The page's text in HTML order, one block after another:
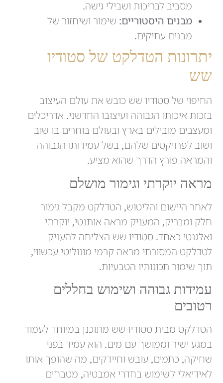
מסביב לבריכות ושבילי גישה.
מבנים היסטוריים: שימור ושיחזור של
מבנים עתיקים.
יתרונות הטדלקט של סטודיו
שש
החיפוי של סטודיו שש כובש את עולם העיצוב
בזכות איכותו הגבוהה ועיצובו החדשני. אדריכלים
ומעצבים מובילים בארץ ובעולם בוחרים בו שוב
ושוב לפרויקטים שלהם, בשל עמידותו הגבוהה
והמראה פורץ הדרך שהוא מציע.
מראה יוקרתי וגימור מושלם
לאחר היישום והליטוש, הטדלקט מקבל גימור
חלק ומבריק, המעניק מראה אותנטי, יוקרתי
ואלגנטי כאחד. סטודיו שש הצליחה להעניק
לטדלקט המסורתי מראה קרמי מונוליטי עכשווי,
תוך שימור תכונותיו הטבעיות.
עמידות גבוהה ושימוש בחללים
רטובים
הטדלקט מבית סטודיו שש מתוכנן במיוחד לעמוד
במגע ישיר וממושך עם מים. הוא עמיד בפני
שחיקה, כתמים, עובש וחיידקים, מה שהופך אותו
לאידיאלי לשימוש בחדרי אמבטיה, מטבחים